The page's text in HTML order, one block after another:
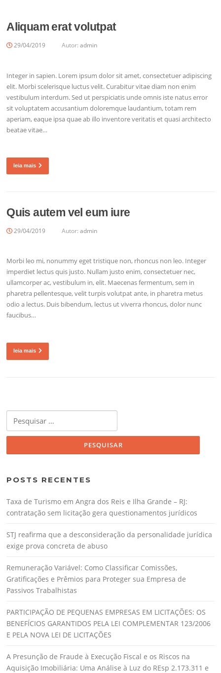
Aliquam erat volutpat
29/04/2019 Autor:admin
Integer in sapien. Lorem ipsum dolor sit amet, consectetuer adipiscing
elit. Morbi scelerisque luctus velit. Curabitur vitae diam non enim
vestibulum interdum. Sed ut perspiciatis unde omnis iste natus error
sit voluptatem accusantium doloremque laudantium, totam rem
aperiam, eaque ipsa quae ab illo inventore veritatis et quasi architecto
beatae vitae…
leia mais
Quis autem vel eum iure
29/04/2019 Autor:admin
Morbi leo mi, nonummy eget tristique non, rhoncus non leo. Integer
imperdiet lectus quis justo. Nullam justo enim, consectetuer nec,
ullamcorper ac, vestibulum in, elit. Maecenas fermentum, sem in
pharetra pellentesque, velit turpis volutpat ante, in pharetra metus
odio a lectus. Duis bibendum, lectus ut viverra rhoncus, dolor nunc
faucibus…
leia mais
POSTS RECENTES
Taxa de Turismo em Angra dos Reis e Ilha Grande – RJ:
contratação sem licitação gera questionamentos jurídicos
STJ reafirma que a desconsideração da personalidade jurídica
exige prova concreta de abuso
Remuneração Variável: Como Classificar Comissões,
Gratificações e Prêmios para Proteger sua Empresa de
Passivos Trabalhistas
PARTICIPAÇÃO DE PEQUENAS EMPRESAS EM LICITAÇÕES: OS
BENEFÍCIOS GARANTIDOS PELA LEI COMPLEMENTAR 123/2006
E PELA NOVA LEI DE LICITAÇÕES
A Presunção de Fraude à Execução Fiscal e os Riscos na
Aquisição Imobiliária: Uma Análise à Luz do REsp 2.173.311 e